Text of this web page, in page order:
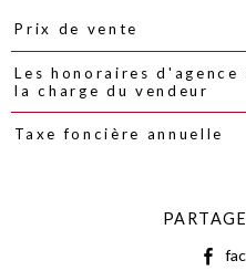
Caractéristiques Valeurs
Prix de vente
Les honoraires
la charge du vendeur
Taxe foncière annuelle